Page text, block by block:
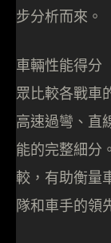
步分析而來。
車輛性能得分
眾比較各戰車
高速過彎、直
能的完整細分
較，有助衡量
隊和車手的領